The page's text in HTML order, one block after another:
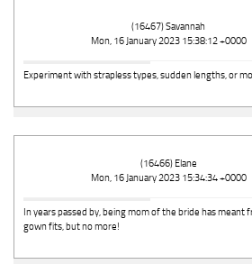
(16467) Savannah
Mon, 16 January 2023 15:38:12 +0000
Experiment with strapless types, sudden lengths, or
(16466) Elane
Mon, 16 January 2023 15:34:34 +0000
In years passed by, being mom of the bride has
gown fits, but no more!